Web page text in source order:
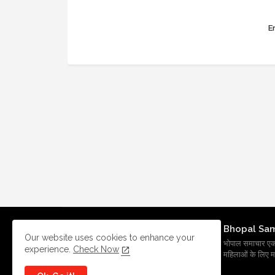
Bhopal
भोपाल समाचार एक
महिलाओं के लिए
Our website uses cookies to enhance your
experience. Check Now